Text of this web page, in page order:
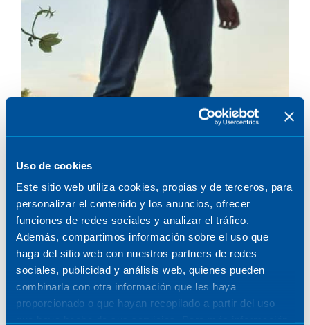
Uso de cookies
Este sitio web utiliza cookies, propias y de terceros, para
personalizar el contenido y los anuncios, ofrecer
funciones de redes sociales y analizar el tráfico.
Además, compartimos información sobre el uso que
haga del sitio web con nuestros partners de redes
sociales, publicidad y análisis web, quienes pueden
combinarla con otra información que les haya
proporcionado o que hayan recopilado a partir del uso
Mika Serret: Raising awareness
THE MIND BEHIND THE PROJECT
September 11, 2023